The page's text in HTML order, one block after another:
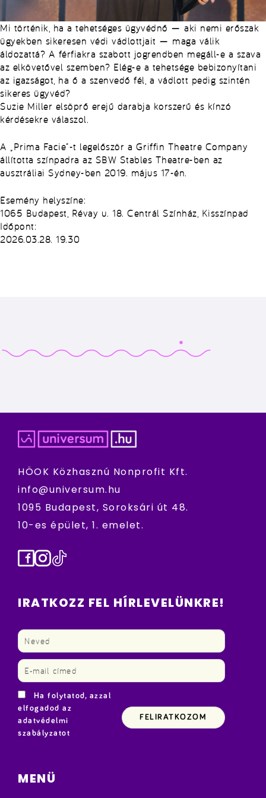
Mi történik, ha a tehetséges ügyvédnő — aki nemi erőszak
ügyekben sikeresen védi vádlottjait — maga válik
áldozattá? A férfiakra szabott jogrendben megáll-e a szava
az elkövetővel szemben? Elég-e a tehetsége bebizonyítani
az igazságot, ha ő a szenvedő fél, a vádlott pedig szintén
sikeres ügyvéd?
Suzie Miller elsöprő erejű darabja korszerű és kínzó
kérdésekre válaszol.
A „Prima Facie”-t legelőször a Griffin Theatre Company
állította színpadra az SBW Stables Theatre-ben az
ausztráliai Sydney-ben 2019. május 17-én.
Esemény helyszíne:
1065 Budapest, Révay u. 18. Centrál Színház, Kisszínpad
Időpont:
2026.03.28. 19.30
HÖOK Közhasznú Nonprofit Kft.
info@universum.hu
1095 Budapest, Soroksári út 48.
10-es épület, 1. emelet.
Facebook
Instagram
TikTok
IRATKOZZ FEL HÍRLEVELÜNKRE!
Ha folytatod, azzal
elfogadod az
adatvédelmi
szabályzatot
MENÜ